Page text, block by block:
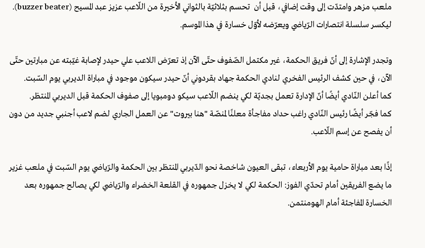
ملعب مزهر وامتدّت إلى وقت إضافي، قبل أن تحسم بثلاثيّة بالثواني الأخيرة من اللّاعب عزيز عبد المسيح (buzzer beater).
ليكسر سلسلة انتصارات الرّياضي ويعرّضه لأوّل خسارة في هذا الموسم.
وتجدر الإشارة إلى أنّ فريق الحكمة، غير مكتمل الصّفوف حتّى الآن إذ تعرّض اللاعب علي حيدر لإصابة غيّبته عن مبارتين حتّى
الآن، في حين كشف الرئيس الفخري لنادي الحكمة جهاد بقردوني أنّ حيدر سيكون موجود في مباراة الديربي يوم السّبت.
كما أعلن النّادي أيضًا أنّ الإدارة تعمل بجديّة لكي ينضم اللّاعب سيكو دومبويا إلى صفوف الحكمة قبل الديربي المنتظر.
كما فجّر أيضًا رئيس النّادي راغب حداد مفاجأة معلنًا لمنصّة "هنا بيروت" عن العمل الجاري لضم لاعب أجنبي جديد من دون
أن يفصح عن إسم اللّاعب.
إذًا بعد مباراة حامية يوم الأربعاء، تبقى العيون شاخصة نحو الدّيربي المنتظر بين الحكمة والرّياضي يوم السّبت في ملعب غزير
ما يضع الفريقين أمام تحدّي الفوز: الحكمة لكي لا يخزل جمهوره في القلعة الخضراء والرّياضي لكي يصالح جمهوره بعد
الخسارة المفاجئة أمام الهومنتمن.